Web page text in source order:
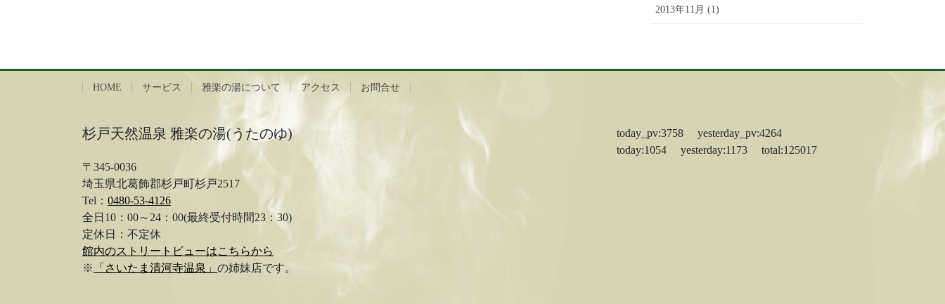
2013年11月 (1)
HOME サービス 雅楽の湯について アクセス お問合せ
杉戸天然温泉 雅楽の湯(うたのゆ)
〒345-0036
埼玉県北葛飾郡杉戸町杉戸2517
Tel： 0480-53-4126
全日10：00～24：00(最終受付時間23：30)
定休日：不定休
館内のストリートビューはこちらから
※
「さいたま清河寺温泉」 の姉妹店です。
today_pv:3758 yesterday_pv:4264
today:1054 yesterday:1173 total:125017